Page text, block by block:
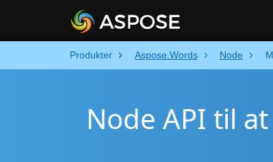
Produkter Aspose.Words Node
Node API til